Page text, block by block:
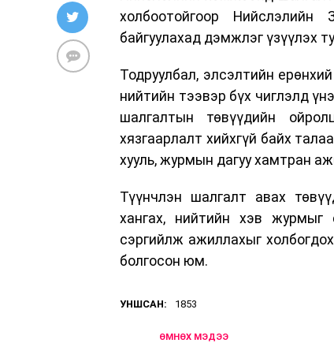
холбоотойгоор
байгуулахад дэмжлэг үзүүлэх
Тодруулбал, элсэлтийн
нийтийн тээвэр бүх чиглэлд
шалгалтын төвүүдийн
хязгаарлалт хийхгүй байх
хууль, журмын дагуу хамтран
Түүнчлэн шалгалт авах
хангах, нийтийн хэв журмыг
сэргийлж ажиллахыг
болгосон юм.
УНШСАН: 1853
ӨМНӨХ МЭДЭЭ